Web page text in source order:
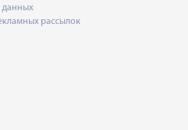
данных
рассылок